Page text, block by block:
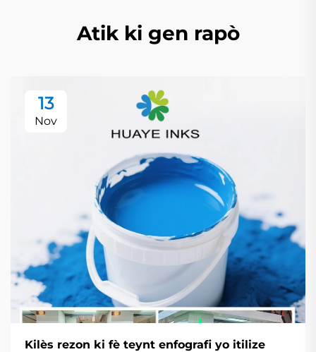
Atik ki gen rapò
13
Nov
Kilès rezon ki fè teynt enfografi yo itilize